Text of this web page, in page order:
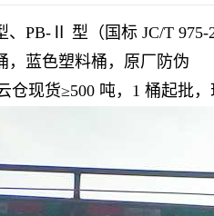
PB-Ⅱ 型（国标 JC/T 975-
，蓝色塑料桶，原厂防伪
仓现货≥500 吨，1 桶起批